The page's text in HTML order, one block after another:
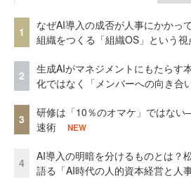
1
なぜAI導入の成否が人事にかかっ
組織をつくる「組織OS」という視
2
生成AIがマネジメントにもたらす
化ではなく「メンバーへの向き合
3
研修は「10％のオマケ」ではな
速術
NEW
4
AI導入の明暗を分けるものとは？
語る「AI時代の人的資本経営と人